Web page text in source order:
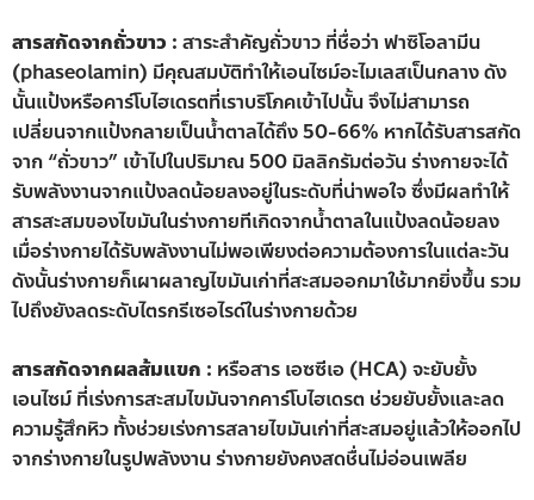
สารสกัดจากถั่วขาว : สาระสำคัญถั่วขาว ที่ชื่อว่า ฟาซิโอลามีน
(phaseolamin) มีคุณสมบัติทำให้เอนไซม์อะไมเลสเป็นกลาง ดัง
นั้นแป้งหรือคาร์โบไฮเดรตที่เราบริโภคเข้าไปนั้น จึงไม่สามารถ
เปลี่ยนจากแป้งกลายเป็นน้ำตาลได้ถึง 50-66% หากได้รับสารสกัด
จาก “ถั่วขาว” เข้าไปในปริมาณ 500 มิลลิกรัมต่อวัน ร่างกายจะได้
รับพลังงานจากแป้งลดน้อยลงอยู่ในระดับที่น่าพอใจ ซึ่งมีผลทำให้
สารสะสมของไขมันในร่างกายทีเกิดจากน้ำตาลในแป้งลดน้อยลง
เมื่อร่างกายได้รับพลังงานไม่พอเพียงต่อความต้องการในแต่ละวัน
ดังนั้นร่างกายก็เผาผลาญไขมันเก่าที่สะสมออกมาใช้มากยิ่งขึ้น รวม
ไปถึงยังลดระดับไตรกรีเซอไรด์ในร่างกายด้วย
สารสกัดจากผลส้มแขก : หรือสาร เอซซีเอ (HCA) จะยับยั้ง
เอนไซม์ ที่เร่งการสะสมไขมันจากคาร์โบไฮเดรต ช่วยยับยั้งและลด
ความรู้สึกหิว ทั้งช่วยเร่งการสลายไขมันเก่าที่สะสมอยู่แล้วให้ออกไป
จากร่างกายในรูปพลังงาน ร่างกายยังคงสดชื่นไม่อ่อนเพลีย